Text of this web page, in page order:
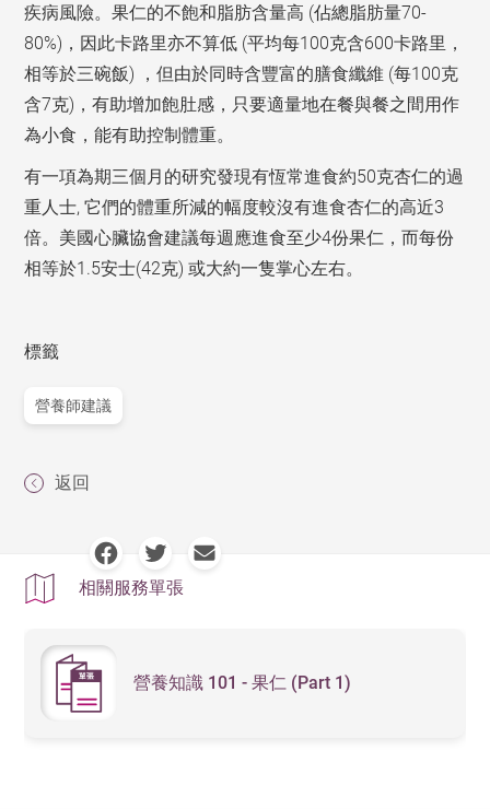
疾病風險。果仁的不飽和脂肪含量高 (佔總脂肪量70-
80%)，因此卡路里亦不算低 (平均每100克含600卡路里，
相等於三碗飯) ，但由於同時含豐富的膳食纖維 (每100克
含7克)，有助增加飽肚感，只要適量地在餐與餐之間用作
為小食，能有助控制體重。
有一項為期三個月的研究發現有恆常進食約50克杏仁的過
重人士, 它們的體重所減的幅度較沒有進食杏仁的高近3
倍。美國心臟協會建議每週應進食至少4份果仁，而每份
相等於1.5安士(42克) 或大約一隻掌心左右。
標籤
營養師建議
返回
相關服務單張
營養知識 101 - 果仁 (Part 1)